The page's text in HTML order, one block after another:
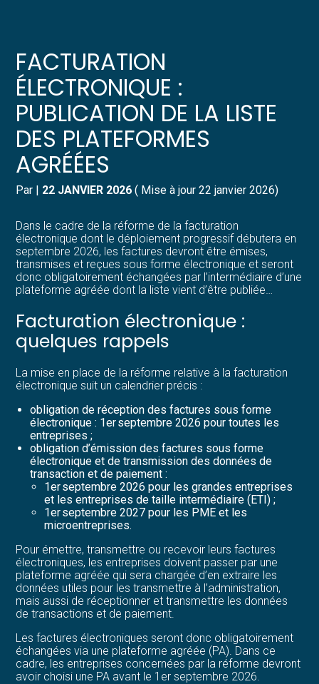
Gérer votre quotidien
Piloter votre entreprise
Développer votre entreprise
Construire votre patrimoine
Structurer votre croissance
Être prêt pour la facturation
électronique
Suivre votre comptabilité
Gérer vos ressources humaines
Dématérialiser vos documents
FACTURATION
ÉLECTRONIQUE :
PUBLICATION DE LA LISTE
DES PLATEFORMES
AGRÉÉES
Par | 22 JANVIER 2026 ( Mise à jour 22 janvier 2026)
Dans le cadre de la réforme de la facturation
électronique dont le déploiement progressif débutera en
septembre 2026, les factures devront être émises,
transmises et reçues sous forme électronique et seront
donc obligatoirement échangées par l’intermédiaire d’une
plateforme agréée dont la liste vient d’être publiée…
Facturation électronique :
quelques rappels
La mise en place de la réforme relative à la facturation
électronique suit un calendrier précis :
obligation de réception des factures sous forme
électronique : 1er septembre 2026 pour toutes les
entreprises ;
obligation d’émission des factures sous forme
électronique et de transmission des données de
transaction et de paiement :
1er septembre 2026 pour les grandes entreprises
et les entreprises de taille intermédiaire (ETI) ;
1er septembre 2027 pour les PME et les
microentreprises.
Pour émettre, transmettre ou recevoir leurs factures
électroniques, les entreprises doivent passer par une
plateforme agréée qui sera chargée d’en extraire les
données utiles pour les transmettre à l’administration,
mais aussi de réceptionner et transmettre les données
de transactions et de paiement.
Les factures électroniques seront donc obligatoirement
échangées via une plateforme agréée (PA). Dans ce
cadre, les entreprises concernées par la réforme devront
avoir choisi une PA avant le 1er septembre 2026.